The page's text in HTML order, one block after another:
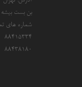
بن بست بیشه – پلاک 10،
شماره های
۸۸۴۱۵۳۳۴
۸۸۴۳۸۱۸۰